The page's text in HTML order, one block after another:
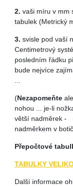
2. vaši míru v mm
tabulek (Metrický
3. svisle pod vaší
Centimetrový
posledním řádku
bude nejvíce
(Nezapomeňte
nohou ... je-li
větší nadměrek -
nadměrkem v
Přepočtové
TABULKY
Další informace